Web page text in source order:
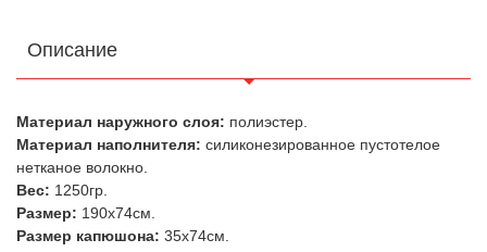
Описание
Материал наружного слоя: полиэстер.
Материал наполнителя: силиконезированное пустотелое
нетканое волокно.
Вес: 1250гр.
Размер: 190х74см.
Размер капюшона: 35х74см.